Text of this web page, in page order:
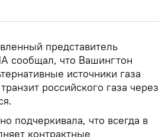
представитель
сообщал, что Вашингтон
источники газа
российского газа через
подчеркивала, что всегда в
контрактные